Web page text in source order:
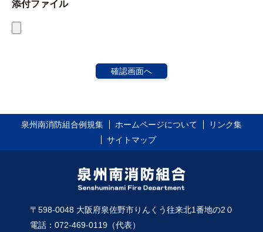
添付ファイル
泉州南消防組合例規集 ホームページについて
リンク集
サイトマップ
〒598-0048 大阪府泉佐野市りんくう往来北1番地の2０
電話：072-469-0119（代表）